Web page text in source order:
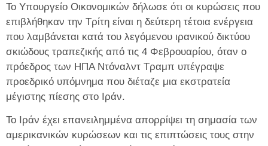
Το Υπουργείο Οικονομικών δήλωσε ότι οι κυρώσεις που
επιβλήθηκαν την Τρίτη είναι η δεύτερη τέτοια ενέργεια
που λαμβάνεται κατά του λεγόμενου ιρανικού δικτύου
σκιώδους τραπεζικής από τις 4 Φεβρουαρίου, όταν ο
πρόεδρος των ΗΠΑ Ντόναλντ Τραμπ υπέγραψε
προεδρικό υπόμνημα που διέταζε μια εκστρατεία
μέγιστης πίεσης στο Ιράν.
Το Ιράν έχει επανειλημμένα απορρίψει τη σημασία των
αμερικανικών κυρώσεων και τις επιπτώσεις τους στην